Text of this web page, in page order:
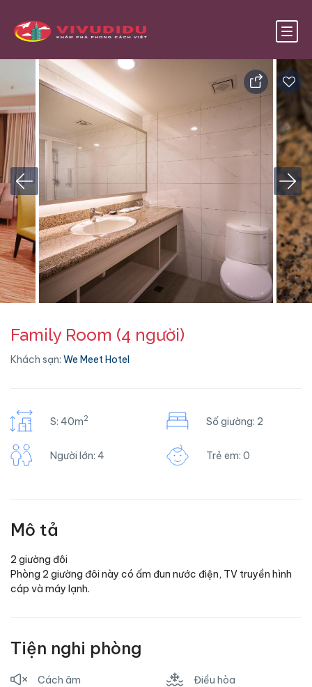
Family Room (4 người)
Khách sạn: We Meet Hotel
S: 40m2 Số giường: 2
Người lớn: 4 Trẻ em: 0
Mô tả
2 giường đôi
Phòng 2 giường đôi này có ấm đun nước điện, TV truyền hình
cáp và máy lạnh.
Tiện nghi phòng
Cách âm Điều hòa